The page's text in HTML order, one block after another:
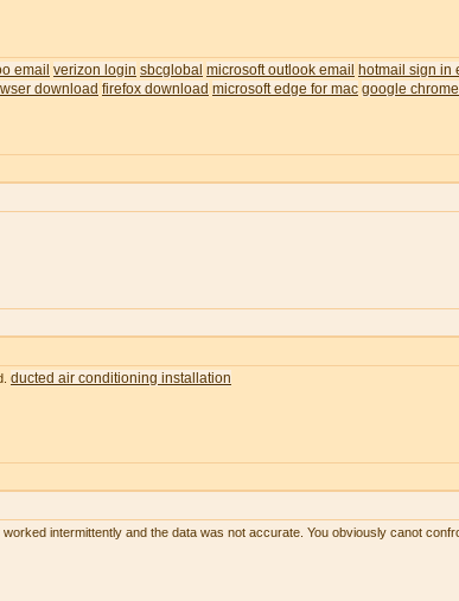
email verizon login sbcglobal microsoft outlook email hotmail sign in
download firefox download microsoft edge for mac google
ducted air conditioning installation
intermittently and the data was not accurate. You obviously canot